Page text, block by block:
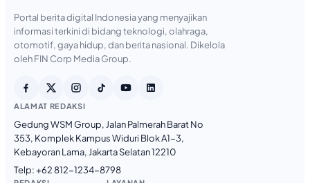
Portal berita digital Indonesia yang menyajikan
informasi terkini di bidang teknologi, olahraga,
otomotif, gaya hidup, dan berita nasional. Dikelola
oleh FIN Corp Media Group.
ALAMAT REDAKSI
Gedung WSM Group, Jalan Palmerah Barat No
353, Komplek Kampus Widuri Blok A1-3,
Kebayoran Lama, Jakarta Selatan 12210
Telp:+62 812-1234-8798